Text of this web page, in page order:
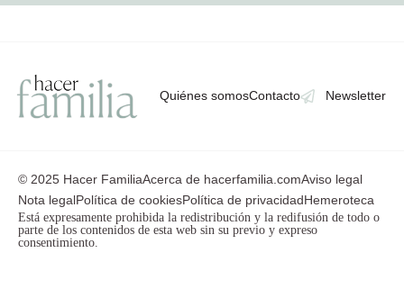
Quiénes somosContacto Newsletter
© 2025 Hacer FamiliaAcerca de hacerfamilia.comAviso legal
Nota legalPolítica de cookiesPolítica de privacidadHemeroteca
Está expresamente prohibida la redistribución y la redifusión de todo o
parte de los contenidos de esta web sin su previo y expreso
consentimiento.